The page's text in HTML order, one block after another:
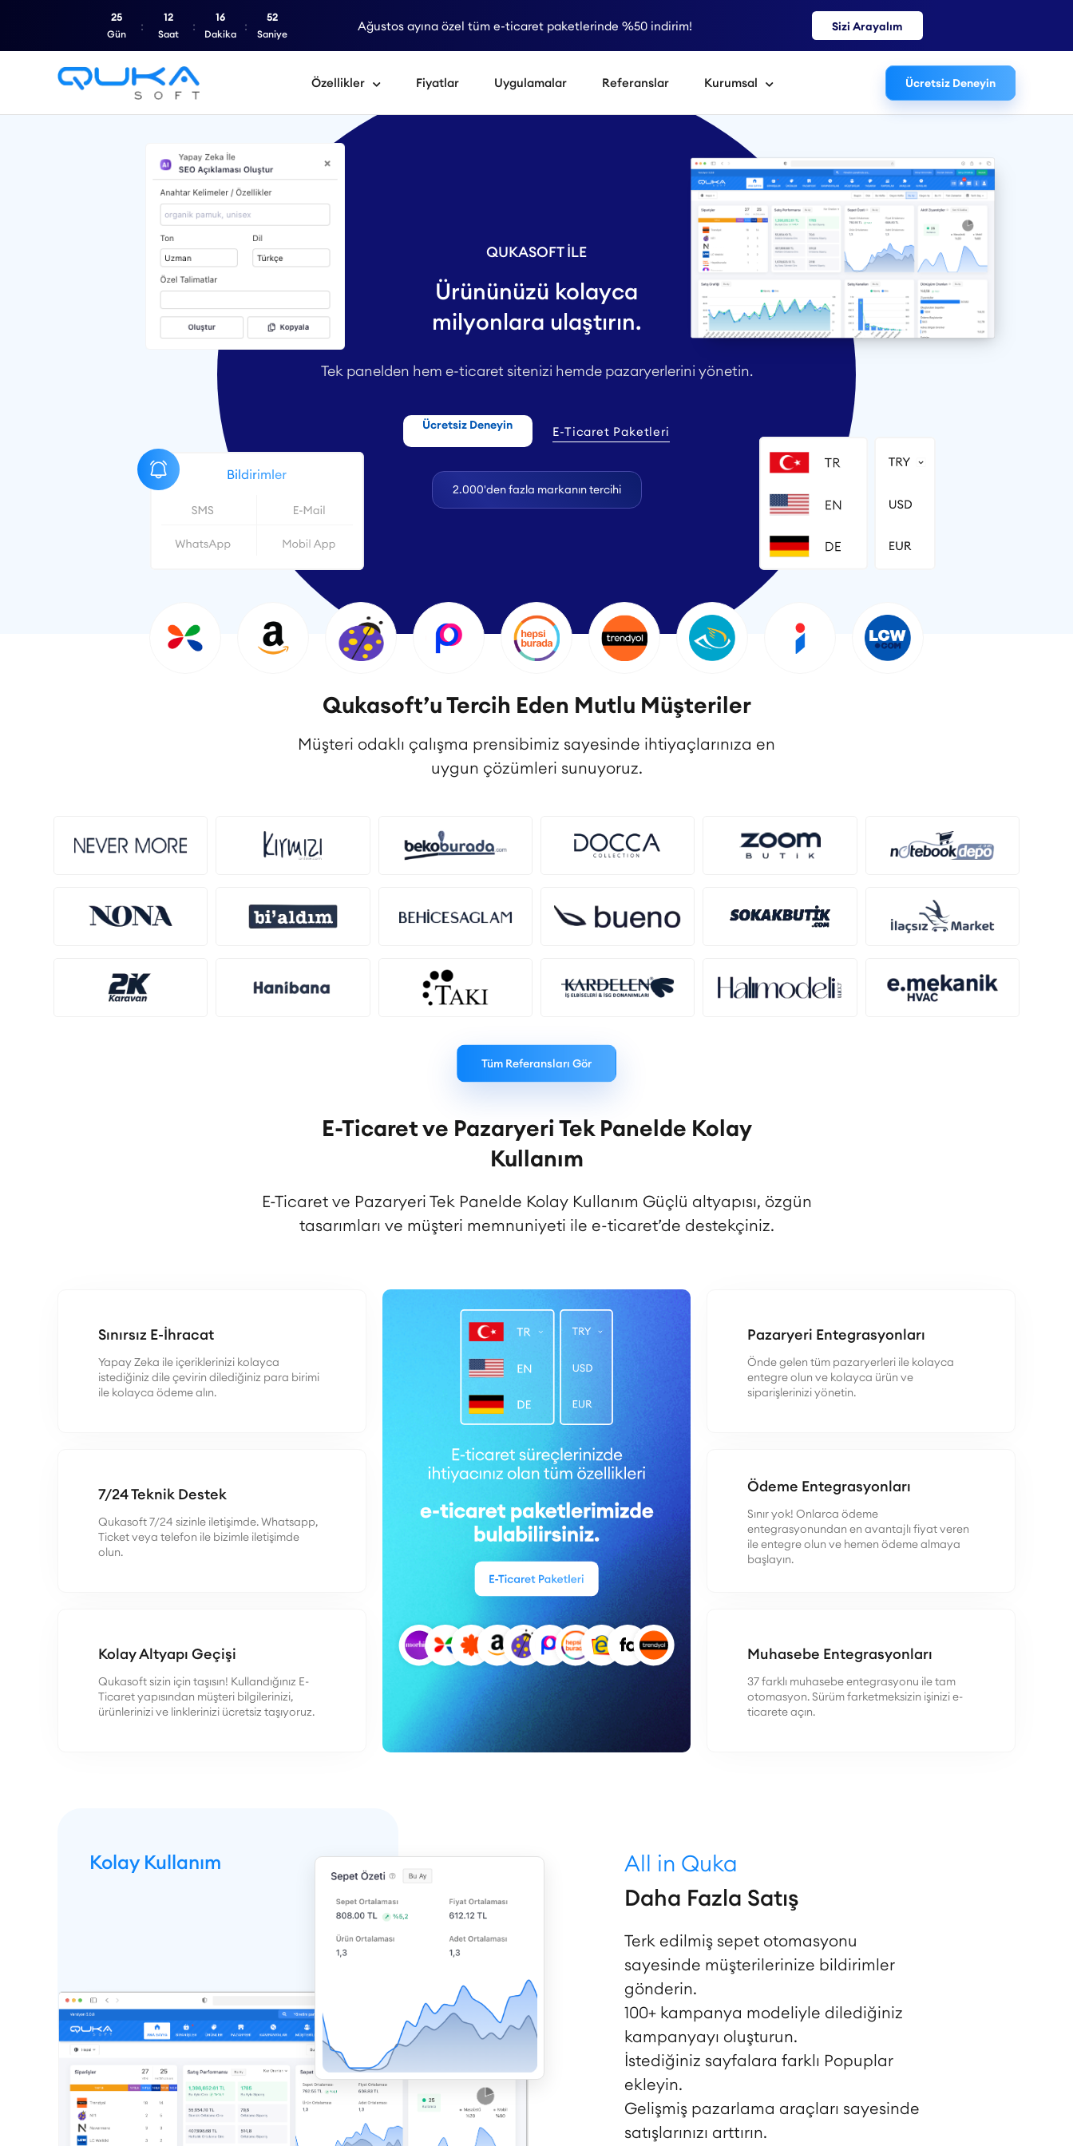
Ağustos ayına özel tüm e-ticaret paketlerinde %50 indirim! Sizi Arayalım
25
Gün
12
Saat
16
Dakika
51
Saniye
Özellikler Fiyatlar Uygulamalar Referanslar Kurumsal Ücretsiz Deneyin
QUKASOFT İLE
Ürününüzü kolayca
milyonlara ulaştırın.
Tek panelden hem e-ticaret sitenizi hemde pazaryerlerini yönetin.
Ücretsiz Deneyin E-Ticaret Paketleri
2.000'den fazla markanın tercihi
Qukasoft’u Tercih Eden Mutlu Müşteriler
Müşteri odaklı çalışma prensibimiz sayesinde ihtiyaçlarınıza en
uygun çözümleri sunuyoruz.
Tüm Referansları Gör
E-Ticaret ve Pazaryeri Tek Panelde Kolay
Kullanım
E-Ticaret ve Pazaryeri Tek Panelde Kolay Kullanım Güçlü altyapısı, özgün
tasarımları ve müşteri memnuniyeti ile e-ticaret’de destekçiniz.
Sınırsız E-İhracat
Yapay Zeka ile içeriklerinizi kolayca
istediğiniz dile çevirin dilediğiniz para birimi
ile kolayca ödeme alın.
7/24 Teknik Destek
Qukasoft 7/24 sizinle iletişimde. Whatsapp,
Ticket veya telefon ile bizimle iletişimde
olun.
Kolay Altyapı Geçişi
Qukasoft sizin için taşısın! Kullandığınız E-
Ticaret yapısından müşteri bilgilerinizi,
ürünlerinizi ve linklerinizi ücretsiz taşıyoruz.
Pazaryeri Entegrasyonları
Önde gelen tüm pazaryerleri ile kolayca
entegre olun ve kolayca ürün ve
siparişlerinizi yönetin.
Ödeme Entegrasyonları
Sınır yok! Onlarca ödeme
entegrasyonundan en avantajlı fiyat veren
ile entegre olun ve hemen ödeme almaya
başlayın.
Muhasebe Entegrasyonları
37 farklı muhasebe entegrasyonu ile tam
otomasyon. Sürüm farketmeksizin işinizi e-
ticarete açın.
Kolay Kullanım
All in Quka
Daha Fazla Satış
Terk edilmiş sepet otomasyonu
sayesinde müşterilerinize bildirimler
gönderin.
100+ kampanya modeliyle dilediğiniz
kampanyayı oluşturun.
İstediğiniz sayfalara farklı Popuplar
ekleyin.
Gelişmiş pazarlama araçları sayesinde
satışlarınızı arttırın.